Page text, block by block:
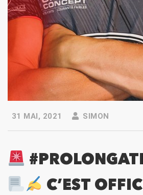
31 MAI, 2021 SIMON
C’EST